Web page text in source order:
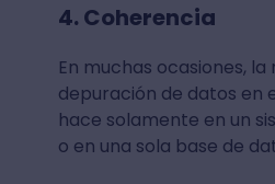
4. Coherencia
En muchas ocasiones,
depuración de datos en
hace solamente en un
o en una sola base de